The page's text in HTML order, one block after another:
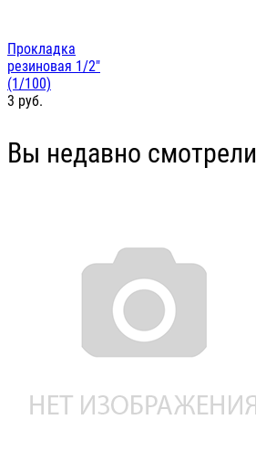
Прокладка
резиновая 1/2"
(1/100)
3 руб.
Вы недавно смотрели